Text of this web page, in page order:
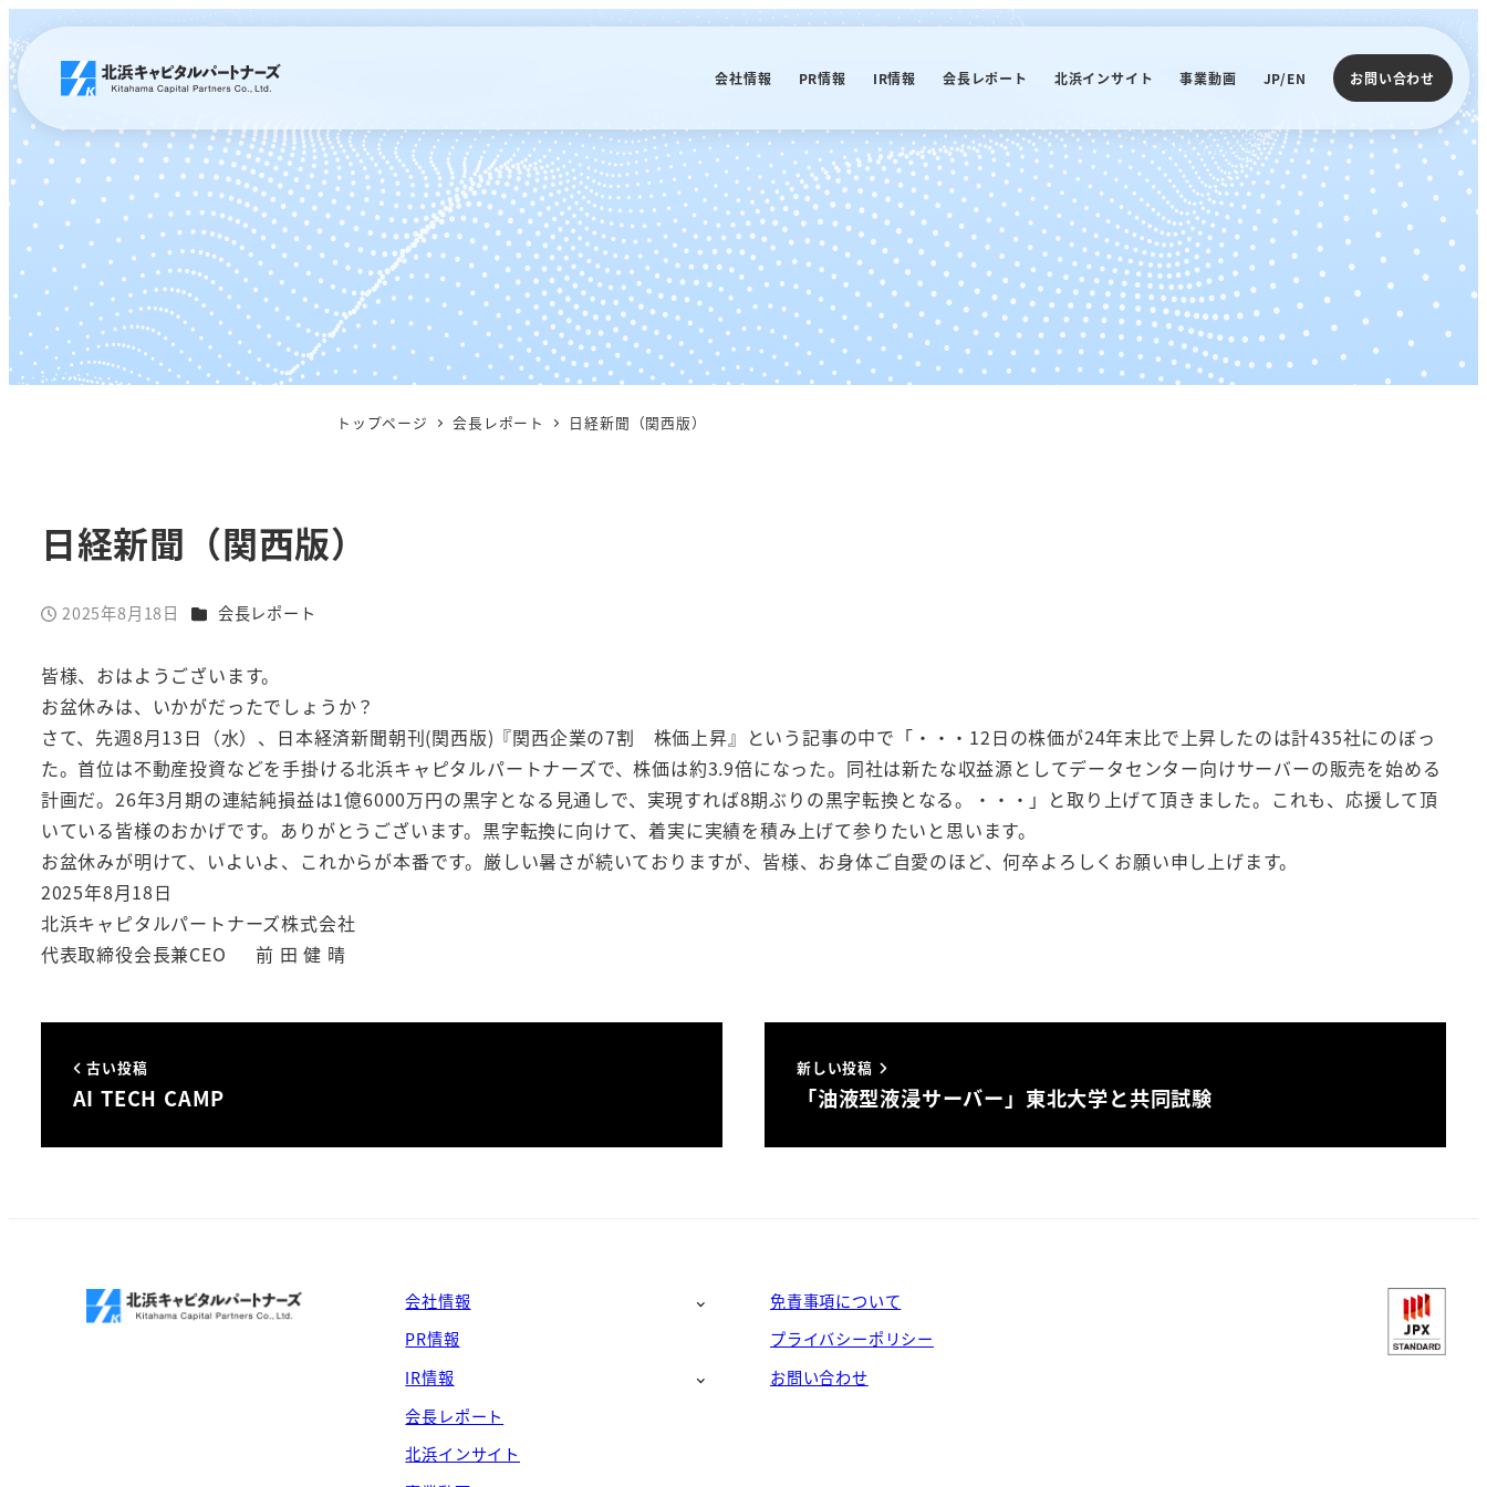
イ
ン
コ
ン
テ
ン
へ
移
会社情報 PR情報 IR情報 会長レポート 北浜インサイト 事業動画 JP/EN お問い合わせ
トップページ 会長レポート 日経新聞（関西版）
日経新聞（関西版）
投稿日
2025年8月18日 カテゴリー
会長レポート
皆様、おはようございます。
お盆休みは、いかがだったでしょうか？
さて、先週8月13日（水）、日本経済新聞朝刊(関西版)『関西企業の7割 株価上昇』という記事の中で「・・・12日の株価が24年末比で上昇したのは計435社にのぼっ
た。首位は不動産投資などを手掛ける北浜キャピタルパートナーズで、株価は約3.9倍になった。同社は新たな収益源としてデータセンター向けサーバーの販売を始める
計画だ。26年3月期の連結純損益は1億6000万円の黒字となる見通しで、実現すれば8期ぶりの黒字転換となる。・・・」と取り上げて頂きました。これも、応援して頂
いている皆様のおかげです。ありがとうございます。黒字転換に向けて、着実に実績を積み上げて参りたいと思います。
お盆休みが明けて、いよいよ、これからが本番です。厳しい暑さが続いておりますが、皆様、お身体ご自愛のほど、何卒よろしくお願い申し上げます。
2025年8月18日
北浜キャピタルパートナーズ株式会社
代表取締役会長兼CEO 前 田 健 晴
古い投稿
AI TECH CAMP
新しい投稿
「油液型液浸サーバー」東北大学と共同試験
会社情報
PR情報
IR情報
会長レポート
北浜インサイト
免責事項について
プライバシーポリシー
お問い合わせ